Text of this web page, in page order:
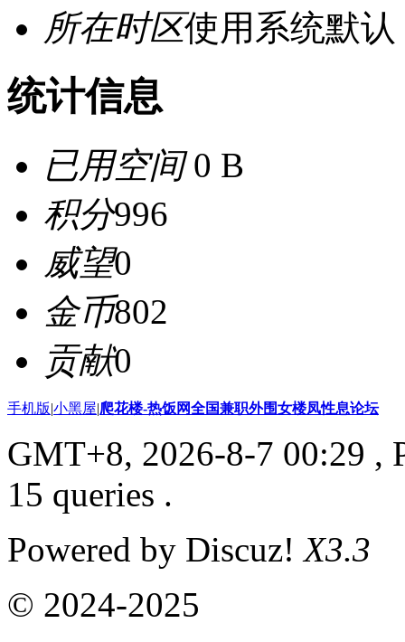
所在时区使用系统默认
统计信息
已用空间0 B
积分996
威望0
金币802
贡献0
手机版|小黑屋|爬花楼-热饭网全国兼职外围女楼凤性息论坛
GMT+8, 2026-8-7 00:29 ,
15 queries .
Powered by Discuz!X3.3
© 2024-2025